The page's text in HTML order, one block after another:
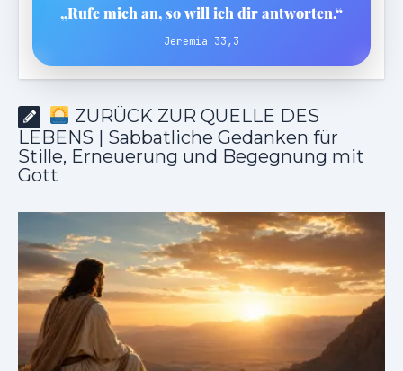
„Rufe mich an, so will ich dir antworten.“
Jeremia 33,3
ZURÜCK ZUR QUELLE DES
LEBENS | Sabbatliche Gedanken für
Stille, Erneuerung und Begegnung mit
Gott